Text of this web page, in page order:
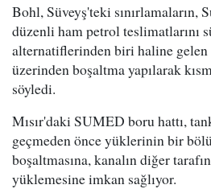
Bohl, Süveyş'teki sınırlamaların,
düzenli ham petrol teslimatlarını
alternatiflerinden biri haline
üzerinden boşaltma yapılarak
söyledi.
Mısır'daki SUMED boru hattı,
geçmeden önce yüklerinin bir
boşaltmasına, kanalın diğer
yüklemesine imkan sağlıyor.